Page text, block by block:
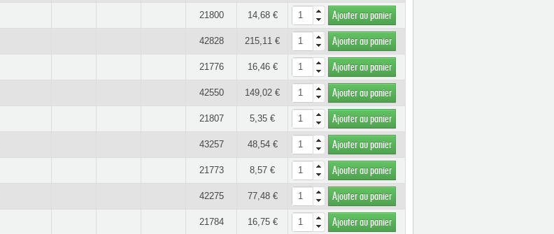
21800 14,68 € Ajouter au panier
42828 215,11 € Ajouter au panier
21776 16,46 € Ajouter au panier
42550 149,02 € Ajouter au panier
21807 5,35 € Ajouter au panier
43257 48,54 € Ajouter au panier
21773 8,57 € Ajouter au panier
42275 77,48 € Ajouter au panier
21784 16,75 € Ajouter au panier